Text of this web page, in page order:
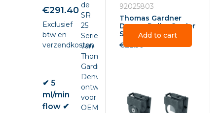
€291.40
Exclusief
btw en
verzendkosten.
✔ 5
ml/min
flow ✔
de
SR
25
Series
van
Thomas
Gardner
Denver,
ontwikkeld
voor
OEM-
92025803
Thomas Gardner
Denver Roller Carrier
SR25 – 92025803
€22.50
Add to cart